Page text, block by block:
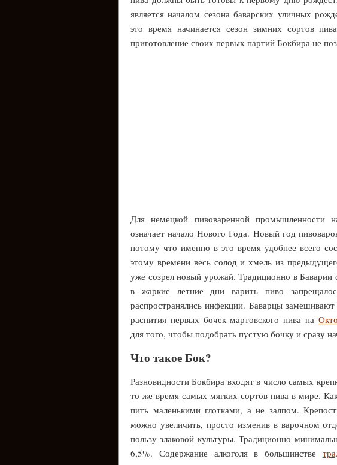
является началом сезона баварских уличных
это время начинается сезон зимних сортов
приготовление своих первых партий Бокбира не
Для немецкой пивоваренной промышленности
означает начало Нового Года. Новый год
потому что именно в это время удобнее всего
этому времени весь солод и хмель из
уже созрел новый урожай. Традиционно в
в жаркие летние дни варить пиво
распространялись инфекции. Баварцы
распития первых бочек мартовского пива на
для того, чтобы подобрать пустую бочку и сразу
Что такое Бок?
Разновидности Бокбира входят в число самых
то же время самых мягких сортов пива в мире.
пить маленькими глотками, а не залпом.
можно увеличить, просто изменив в варочном
пользу злаковой культуры. Традиционно
6,5%. Содержание алкоголя в большинстве